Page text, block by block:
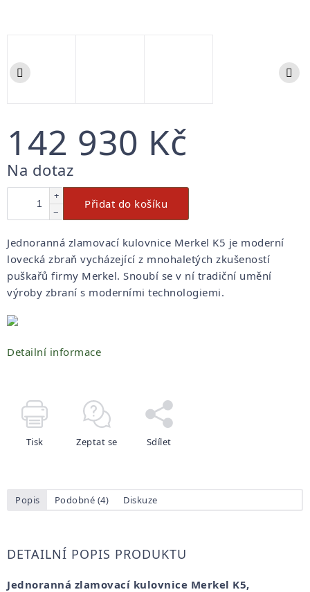
142 930 Kč
Měrná
Na dotaz
+
−
Přidat do košíku
Jednoranná zlamovací kulovnice Merkel K5 je moderní
lovecká zbraň vycházející z mnohaletých zkušeností
puškařů firmy Merkel. Snoubí se v ní tradiční umění
výroby zbraní s moderními technologiemi.
Detailní informace
Tisk Zeptat se Sdílet
Popis Podobné (4) Diskuze
DETAILNÍ POPIS PRODUKTU
Jednoranná zlamovací kulovnice Merkel K5,